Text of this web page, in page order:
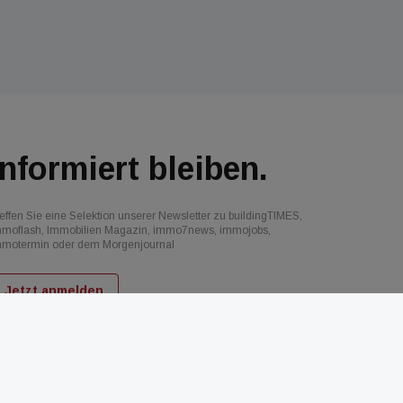
bleiben.
Sie eine Selektion unserer Newsletter zu buildingTIMES,
Immobilien Magazin, immo7news, immojobs,
oder dem Morgenjournal
Jetzt anmelden